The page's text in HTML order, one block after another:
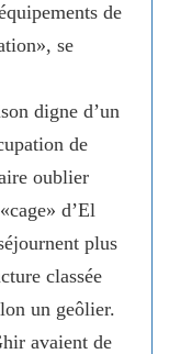
de
se
digne d’un
de
oublier
d’El
plus
classée
un geôlier.
avaient de